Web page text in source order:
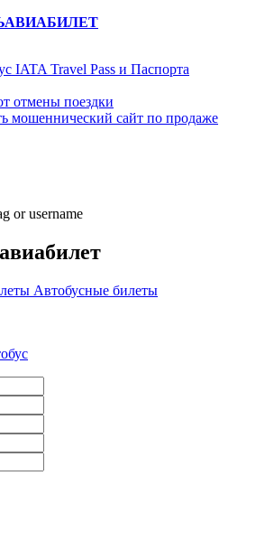
АВИАБИЛЕТ
IATA Travel Pass и Паспорта
отмены поездки
мошеннический сайт по продаже
or username
Автобусные билеты